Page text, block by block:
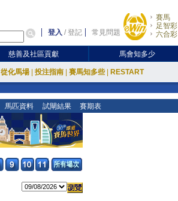
登入 /登記 常見問題
賽馬
足智彩
六合彩
慈善及社區貢獻 馬會知多少
從化馬場 投注指南 賽馬知多些 RESTART
馬匹資料 試閘結果 賽期表